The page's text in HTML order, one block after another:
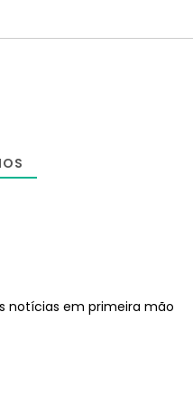
notícias em primeira mão